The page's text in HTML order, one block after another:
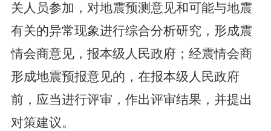
关人员参加，对地震预测意见和可能与地震
有关的异常现象进行综合分析研究，形成震
情会商意见，报本级人民政府；经震情会商
形成地震预报意见的，在报本级人民政府
前，应当进行评审，作出评审结果，并提出
对策建议。